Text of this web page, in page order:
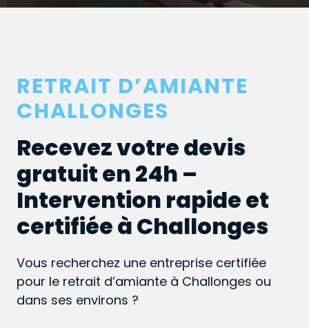
RETRAIT D’AMIANTE
CHALLONGES
Recevez votre devis
gratuit en 24h –
Intervention rapide et
certifiée à Challonges
Vous recherchez une entreprise certifiée
pour le retrait d’amiante à Challonges ou
dans ses environs ?